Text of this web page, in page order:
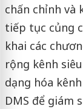
chấn chỉnh và
tiếp tục củng
khai các
rộng kênh
dạng hóa
DMS để giám